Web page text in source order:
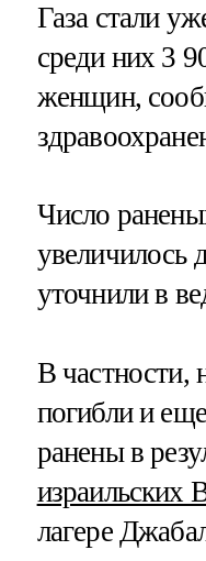
Газа стали
среди них 3
женщин,
Число
увеличилось
уточнили в
В частности,
погибли и
ранены в
лагере